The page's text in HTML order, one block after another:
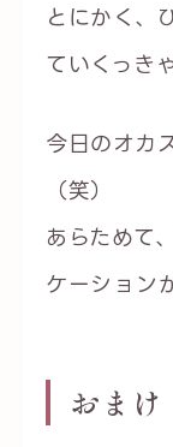
とにかく、
ていくっき
今日のオカ
（笑）
あらためて
ケーション
おまけ